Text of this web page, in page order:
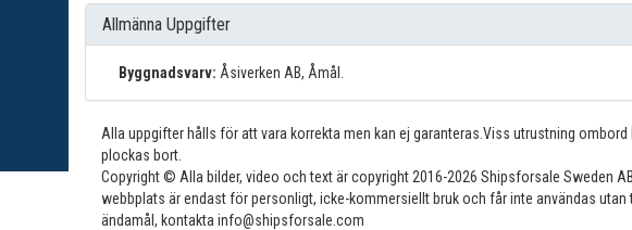
Allmänna Uppgifter
Byggnadsvarv: Åsiverken AB, Åmål.
Alla uppgifter hålls för att vara korrekta men kan ej garanteras.Viss utrustning
plockas bort.
Copyright © Alla bilder, video och text är copyright 2016-2026 Shipsforsale Sweden
webbplats är endast för personligt, icke-kommersiellt bruk och får inte användas utan
ändamål, kontakta info@shipsforsale.com